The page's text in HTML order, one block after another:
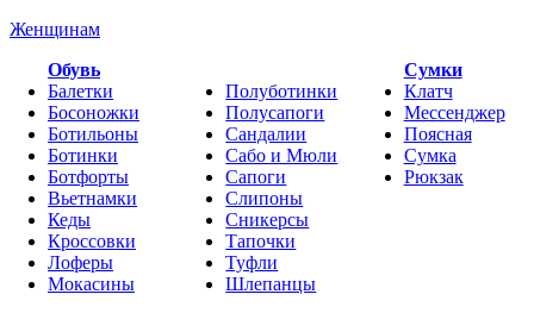
Женщинам
Обувь
Балетки
Босоножки
Ботильоны
Ботинки
Ботфорты
Вьетнамки
Кеды
Кроссовки
Лоферы
Мокасины
Полуботинки
Полусапоги
Сандалии
Сабо и Мюли
Сапоги
Слипоны
Сникерсы
Тапочки
Туфли
Шлепанцы
Cумки
Клатч
Мессенджер
Поясная
Сумка
Рюкзак